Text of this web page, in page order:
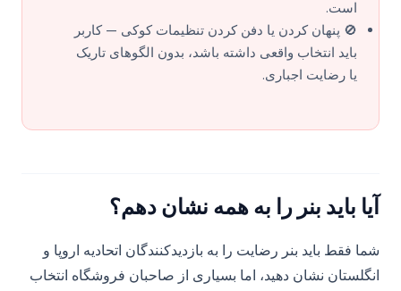
است.
🚫 پنهان کردن یا دفن کردن تنظیمات کوکی — کاربر
باید انتخاب واقعی داشته باشد، بدون الگوهای تاریک
یا رضایت اجباری.
آیا باید بنر را به همه نشان دهم؟
شما فقط باید بنر رضایت را به بازدیدکنندگان اتحادیه اروپا و
انگلستان نشان دهید، اما بسیاری از صاحبان فروشگاه انتخاب